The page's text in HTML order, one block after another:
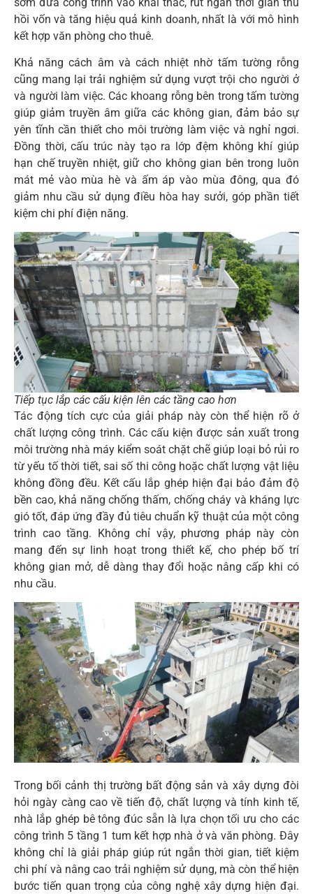
hồi vốn và tăng hiệu quả kinh doanh, nhất là với mô hình
kết hợp văn phòng cho thuê.
Khả năng cách âm và cách nhiệt nhờ tấm tường rỗng
cũng mang lại trải nghiệm sử dụng vượt trội cho người ở
và người làm việc. Các khoang rỗng bên trong tấm tường
giúp giảm truyền âm giữa các không gian, đảm bảo sự
yên tĩnh cần thiết cho môi trường làm việc và nghỉ ngơi.
Đồng thời, cấu trúc này tạo ra lớp đệm không khí giúp
hạn chế truyền nhiệt, giữ cho không gian bên trong luôn
mát mẻ vào mùa hè và ấm áp vào mùa đông, qua đó
giảm nhu cầu sử dụng điều hòa hay sưởi, góp phần tiết
kiệm chi phí điện năng.
Tiếp tục lắp các cấu kiện lên các tầng cao hơn
Tác động tích cực của giải pháp này còn thể hiện rõ ở
chất lượng công trình. Các cấu kiện được sản xuất trong
môi trường nhà máy kiểm soát chặt chẽ giúp loại bỏ rủi ro
từ yếu tố thời tiết, sai số thi công hoặc chất lượng vật liệu
không đồng đều. Kết cấu lắp ghép hiện đại bảo đảm độ
bền cao, khả năng chống thấm, chống cháy và kháng lực
gió tốt, đáp ứng đầy đủ tiêu chuẩn kỹ thuật của một công
trình cao tầng. Không chỉ vậy, phương pháp này còn
mang đến sự linh hoạt trong thiết kế, cho phép bố trí
không gian mở, dễ dàng thay đổi hoặc nâng cấp khi có
nhu cầu.
Trong bối cảnh thị trường bất động sản và xây dựng đòi
hỏi ngày càng cao về tiến độ, chất lượng và tính kinh tế,
nhà lắp ghép bê tông đúc sẵn là lựa chọn tối ưu cho các
công trình 5 tầng 1 tum kết hợp nhà ở và văn phòng. Đây
không chỉ là giải pháp giúp rút ngắn thời gian, tiết kiệm
chi phí và nâng cao trải nghiệm sử dụng, mà còn thể hiện
bước tiến quan trọng của công nghệ xây dựng hiện đại.